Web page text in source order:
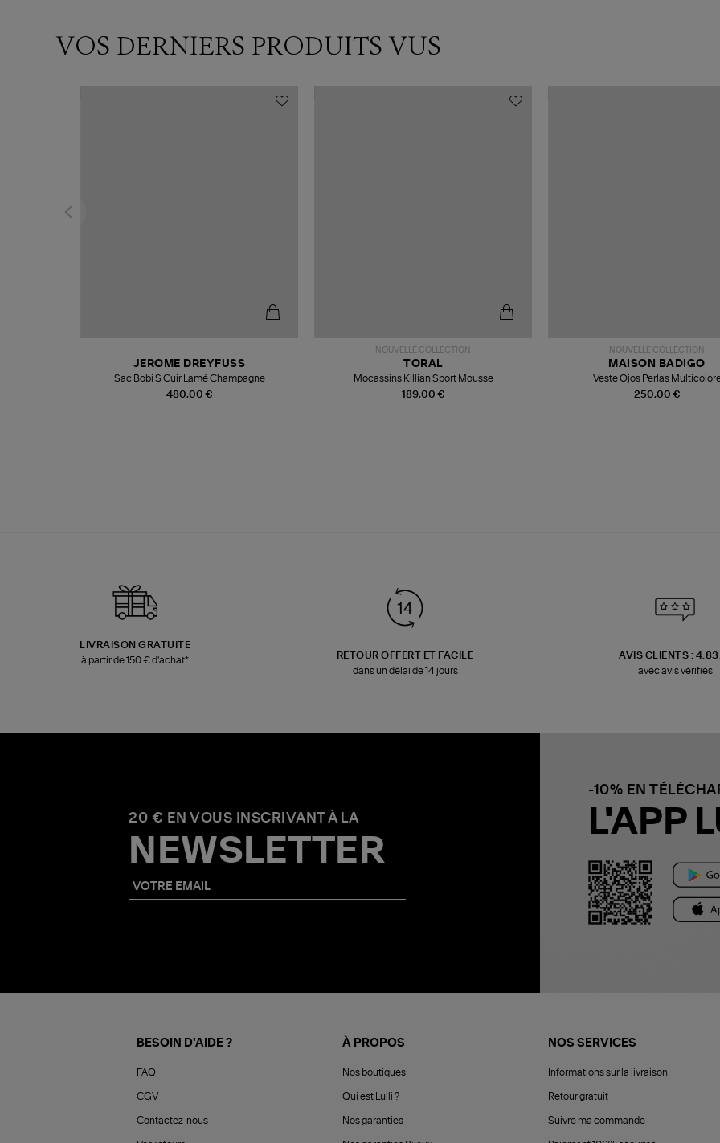
VOS DERNIERS PRODUITS VUS
480,00 €
JEROME DREYFUSS
Sac Bobi S Cuir Lamé Champagne
NOUVELLE COLLECTION
189,00 €
TORAL
Mocassins Killian Sport Mousse
NOUVELLE COLLECTION
250,00 €
MAISON BADIGO
Veste Ojos Perlas
LIVRAISON GRATUITE
à partir de 150 € d'achat*
RETOUR OFFERT ET FACILE
dans un délai de 14 jours
AVIS CLIENTS :
avec avis vérifiés
20 € EN VOUS INSCRIVANT À LA
NEWSLETTER
-10% EN
L'APP
BESOIN D'AIDE ?
FAQ
CGV
Contactez-nous
À PROPOS
Nos boutiques
Qui est Lulli ?
Nos garanties
NOS SERVICES
Informations sur la livraison
Retour gratuit
Suivre ma commande